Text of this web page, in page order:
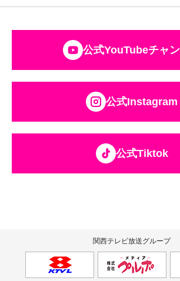
公式YouTubeチャ
公式Instagram
公式Tiktok
関西テレビ放送グループ